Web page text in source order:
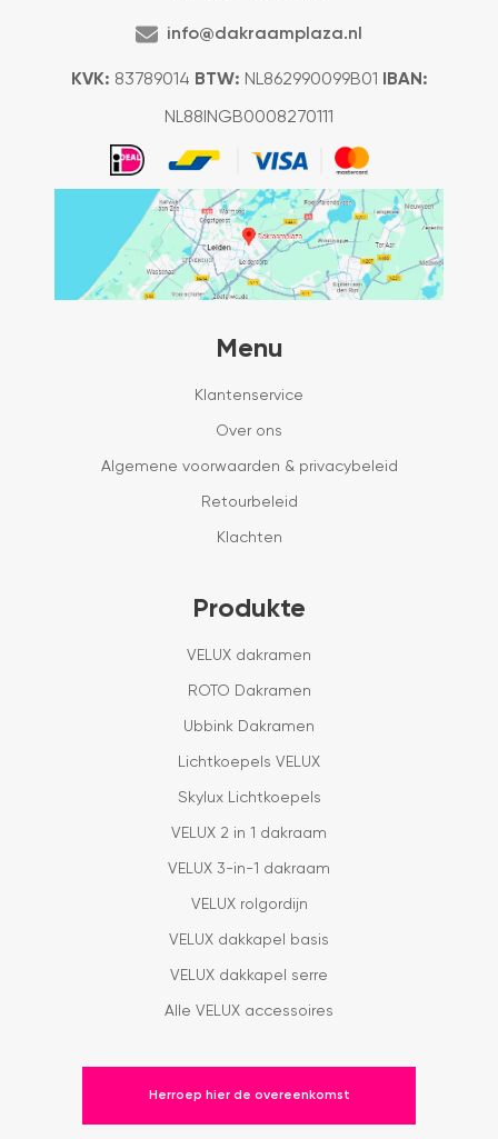
info@dakraamplaza.nl
KVK: 83789014 BTW: NL862990099B01 IBAN:
NL88INGB0008270111
Menu
Klantenservice
Over ons
Algemene voorwaarden & privacybeleid
Retourbeleid
Klachten
Produkte
VELUX dakramen
ROTO Dakramen
Ubbink Dakramen
Lichtkoepels VELUX
Skylux Lichtkoepels
VELUX 2 in 1 dakraam
VELUX 3-in-1 dakraam
VELUX rolgordijn
VELUX dakkapel basis
VELUX dakkapel serre
Alle VELUX accessoires
Herroep hier de overeenkomst